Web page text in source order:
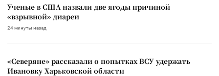
Ученые в США назвали две ягоды причиной
«взрывной» диареи
24 минуты назад
«Северяне» рассказали о попытках ВСУ удержать
Ивановку Харьковской области